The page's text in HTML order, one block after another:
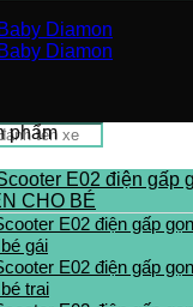
phẩm
CHO BÉ
gái
trai